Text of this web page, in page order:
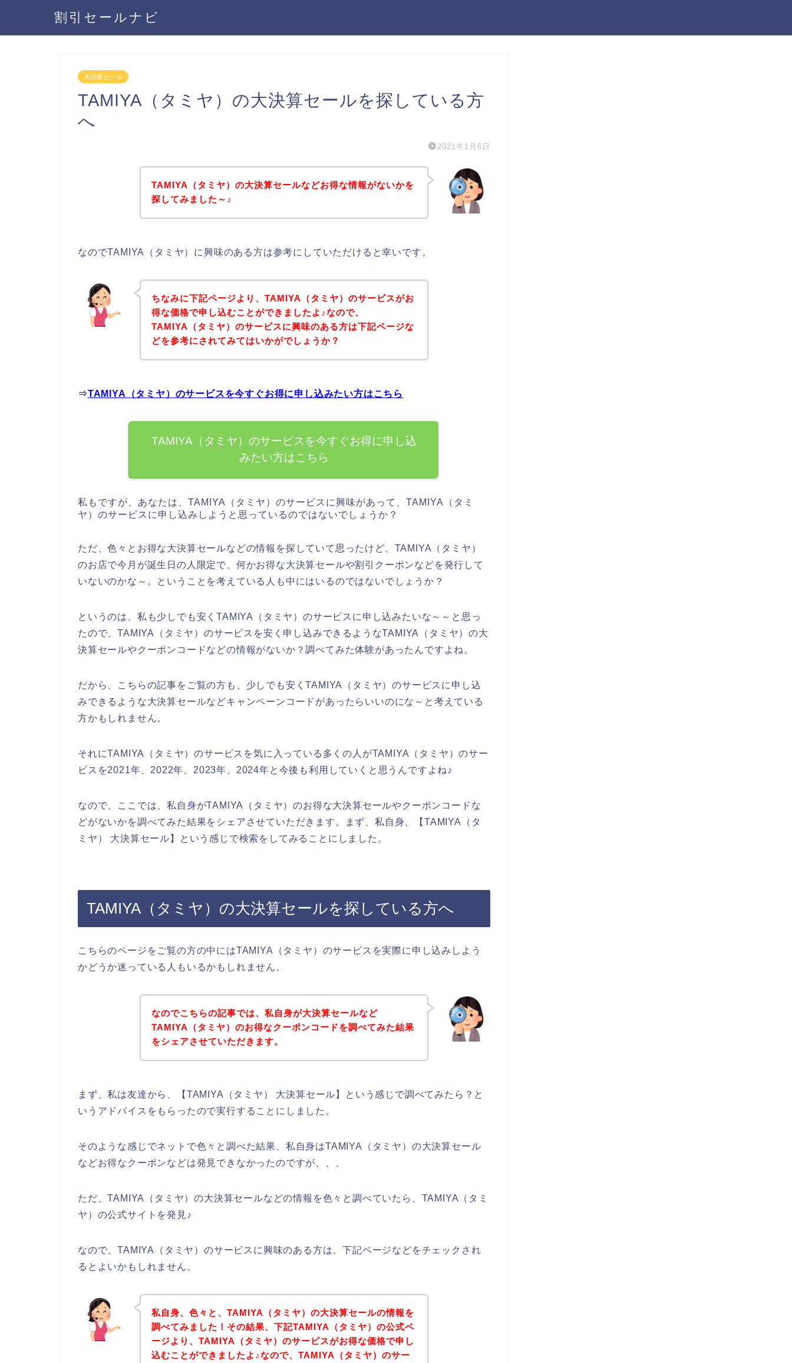
割引セールナビ
大決算セール
TAMIYA（タミヤ）の大決算セールを探している方
へ
2021年1月6日
TAMIYA（タミヤ）の大決算セールなどお得な情報がないかを
探してみました～♪
なのでTAMIYA（タミヤ）に興味のある方は参考にしていただけると幸いです。
ちなみに下記ページより、TAMIYA（タミヤ）のサービスがお
得な価格で申し込むことができましたよ♪なので、
TAMIYA（タミヤ）のサービスに興味のある方は下記ページな
どを参考にされてみてはいかがでしょうか？
⇒TAMIYA（タミヤ）のサービスを今すぐお得に申し込みたい方はこちら
TAMIYA（タミヤ）のサービスを今すぐお得に申し込
みたい方はこちら
私もですが、あなたは、TAMIYA（タミヤ）のサービスに興味があって、TAMIYA（タミ
ヤ）のサービスに申し込みしようと思っているのではないでしょうか？
ただ、色々とお得な大決算セールなどの情報を探していて思ったけど、TAMIYA（タミヤ）
のお店で今月が誕生日の人限定で、何かお得な大決算セールや割引クーポンなどを発行して
いないのかな～。ということを考えている人も中にはいるのではないでしょうか？
というのは、私も少しでも安くTAMIYA（タミヤ）のサービスに申し込みたいな～～と思っ
たので、TAMIYA（タミヤ）のサービスを安く申し込みできるようなTAMIYA（タミヤ）の大
決算セールやクーポンコードなどの情報がないか？調べてみた体験があったんですよね。
だから、こちらの記事をご覧の方も、少しでも安くTAMIYA（タミヤ）のサービスに申し込
みできるような大決算セールなどキャンペーンコードがあったらいいのにな～と考えている
方かもしれません。
それにTAMIYA（タミヤ）のサービスを気に入っている多くの人がTAMIYA（タミヤ）のサー
ビスを2021年、2022年、2023年、2024年と今後も利用していくと思うんですよね♪
なので、ここでは、私自身がTAMIYA（タミヤ）のお得な大決算セールやクーポンコードな
どがないかを調べてみた結果をシェアさせていただきます。まず、私自身、【TAMIYA（タ
ミヤ） 大決算セール】という感じで検索をしてみることにしました。
TAMIYA（タミヤ）の大決算セールを探している方へ
こちらのページをご覧の方の中にはTAMIYA（タミヤ）のサービスを実際に申し込みしよう
かどうか迷っている人もいるかもしれません。
なのでこちらの記事では、私自身が大決算セールなど
TAMIYA（タミヤ）のお得なクーポンコードを調べてみた結果
をシェアさせていただきます。
まず、私は友達から、【TAMIYA（タミヤ） 大決算セール】という感じで調べてみたら？と
いうアドバイスをもらったので実行することにしました。
そのような感じでネットで色々と調べた結果、私自身はTAMIYA（タミヤ）の大決算セール
などお得なクーポンなどは発見できなかったのですが、、、
ただ、TAMIYA（タミヤ）の大決算セールなどの情報を色々と調べていたら、TAMIYA（タミ
ヤ）の公式サイトを発見♪
なので、TAMIYA（タミヤ）のサービスに興味のある方は、下記ページなどをチェックされ
るとよいかもしれません。
私自身、色々と、TAMIYA（タミヤ）の大決算セールの情報を
調べてみました！その結果、下記TAMIYA（タミヤ）の公式ペ
ージより、TAMIYA（タミヤ）のサービスがお得な価格で申し
込むことができましたよ♪なので、TAMIYA（タミヤ）のサー